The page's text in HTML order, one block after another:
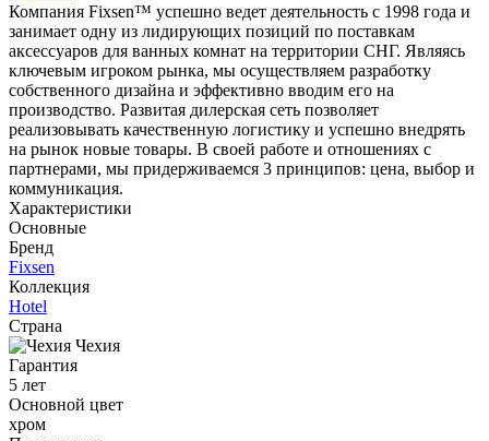
Компания Fixsen™ успешно ведет деятельность с 1998 года и
занимает одну из лидирующих позиций по поставкам
аксессуаров для ванных комнат на территории СНГ. Являясь
ключевым игроком рынка, мы осуществляем разработку
собственного дизайна и эффективно вводим его на
производство. Развитая дилерская сеть позволяет
реализовывать качественную логистику и успешно внедрять
на рынок новые товары. В своей работе и отношениях с
партнерами, мы придерживаемся 3 принципов: цена, выбор и
коммуникация.
Характеристики
Основные
Бренд
Fixsen
Коллекция
Hotel
Страна
Чехия
Гарантия
5 лет
Основной цвет
хром